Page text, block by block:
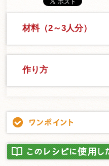
材料（2～3人分）
作り方